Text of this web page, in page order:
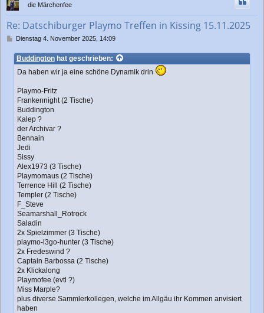
die Märchenfee
Re: Datschiburger Playmo Treffen in Kissing 15.11.2025
B
i
t
Dienstag 4. November 2025, 14:09
Buddingtonhat geschrieben:
Da haben wir ja eine schöne Dynamik drin
Playmo-Fritz
Frankennight (2 Tische)
Buddington
Kalep ?
der Archivar ?
Bennain
Jedi
Sissy
Alex1973 (3 Tische)
Playmomaus (2 Tische)
Terrence Hill (2 Tische)
Templer (2 Tische)
F_Steve
Seamarshall_Rotrock
Saladin
2x Spielzimmer (3 Tische)
playmo-l3go-hunter (3 Tische)
2x Fredeswind ?
Captain Barbossa (2 Tische)
2x Klickalong
Playmofee (evtl ?)
Miss Marple?
plus diverse Sammlerkollegen, welche im Allgäu ihr Kommen anvisiert
haben